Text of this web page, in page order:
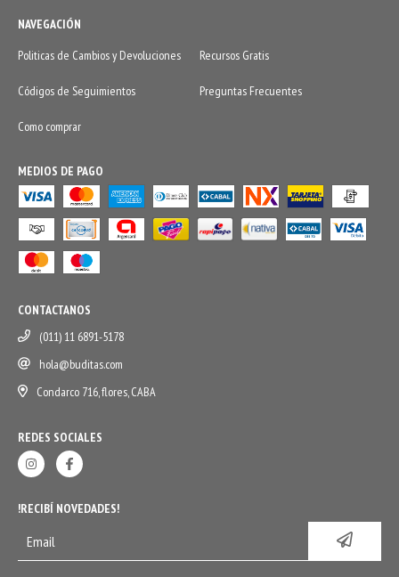
NAVEGACIÓN
Politicas de Cambios y Devoluciones
Recursos Gratis
Códigos de Seguimientos Preguntas Frecuentes
Como comprar
MEDIOS DE PAGO
CONTACTANOS
(011) 11 6891-5178
hola@buditas.com
Condarco 716, flores, CABA
REDES SOCIALES
!RECIBÍ NOVEDADES!